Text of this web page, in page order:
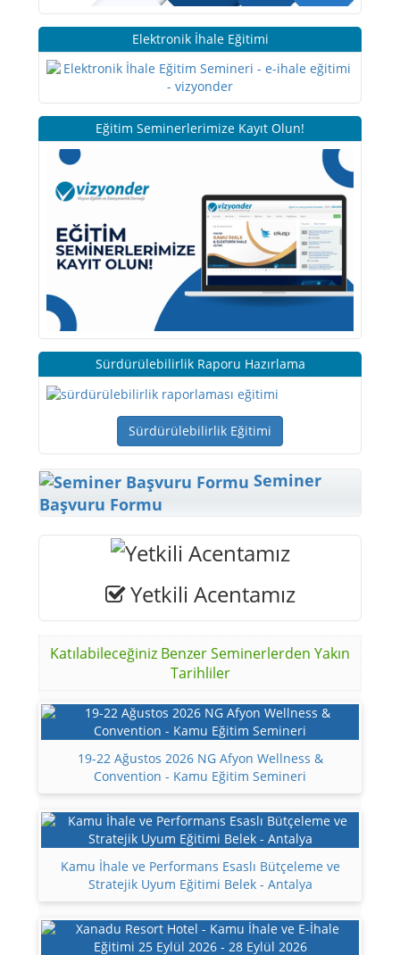
Elektronik İhale Eğitimi
Eğitim Seminerlerimize Kayıt Olun!
Sürdürülebilirlik Raporu Hazırlama
Sürdürülebilirlik Eğitimi
Seminer
Başvuru Formu
Yetkili Acentamız
Katılabileceğiniz Benzer Seminerlerden Yakın
Tarihliler
19-22 Ağustos 2026 NG Afyon Wellness &
Convention - Kamu Eğitim Semineri
Kamu İhale ve Performans Esaslı Bütçeleme ve
Stratejik Uyum Eğitimi Belek - Antalya